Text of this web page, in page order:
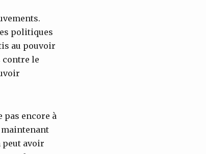
politiques
au pouvoir
contre le
pas encore à
maintenant
peut avoir